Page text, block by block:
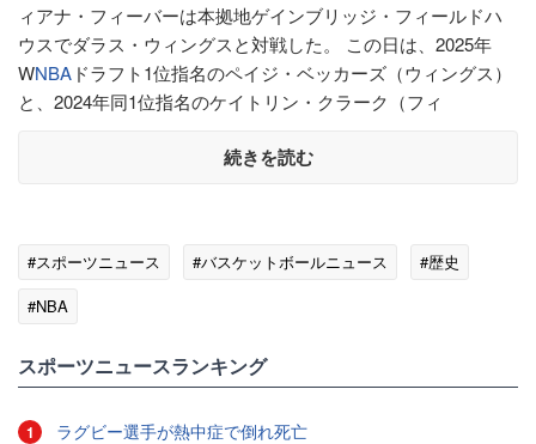
ィアナ・フィーバーは本拠地ゲインブリッジ・フィールドハ
ウスでダラス・ウィングスと対戦した。 この日は、2025年
WNBA ドラフト1位指名のペイジ・ベッカーズ（ウィングス）
と、2024年同1位指名のケイトリン・クラーク（フィ
続きを読む
#スポーツニュース #バスケットボールニュース
#歴史
#NBA
スポーツニュースランキング
1 ラグビー選手が熱中症で倒れ死亡